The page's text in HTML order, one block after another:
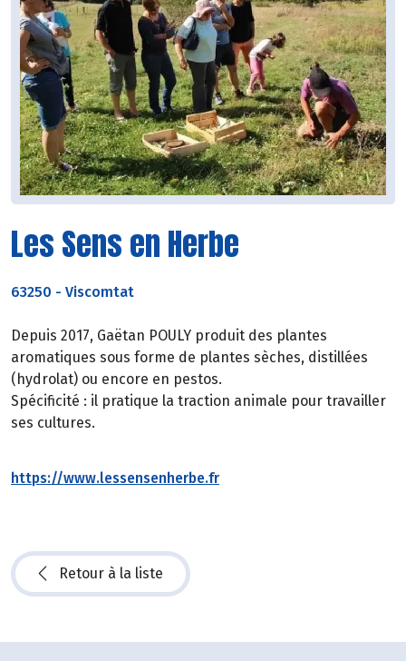
Les Sens en Herbe
63250 - Viscomtat
Depuis 2017, Gaëtan POULY produit des plantes
aromatiques sous forme de plantes sèches, distillées
(hydrolat) ou encore en pestos.
Spécificité : il pratique la traction animale pour travailler
ses cultures.
https://www.lessensenherbe.fr
Retour à la liste